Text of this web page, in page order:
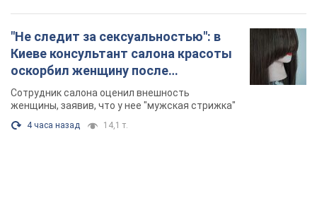
"Не следит за сексуальностью": в
Киеве консультант салона красоты
оскорбил женщину после
химиотерапии, разгорелся скандал.
Фото
Сотрудник салона оценил внешность
женщины, заявив, что у нее "мужская стрижка"
4 часа назад 14,1 т.